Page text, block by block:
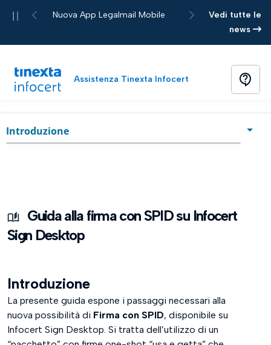
Pause Nuova App Legalmail Mobile
Previous Next
Vedi tutte le
news
Assistenza Tinexta Infocert contact_support
Introduzione
Attivazione
Accesso a Infocert Sign Desktop
Chiusura delle attività
Guida alla firma con SPID su Infocert
Sign Desktop
Introduzione
La presente guida espone i passaggi necessari alla
nuova possibilità di Firma con SPID, disponibile su
Infocert Sign Desktop. Si tratta dell’utilizzo di un